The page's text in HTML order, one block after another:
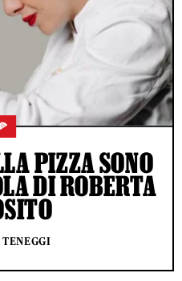
PIZZA SONO
DI ROBERTA